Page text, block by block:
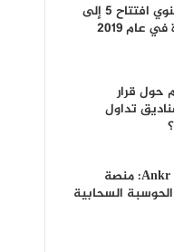
منصة باينانس تنوي افتتاح 5 إلى
حول قرار
تداول
مشروع Ankr Network: منصة
السحابية